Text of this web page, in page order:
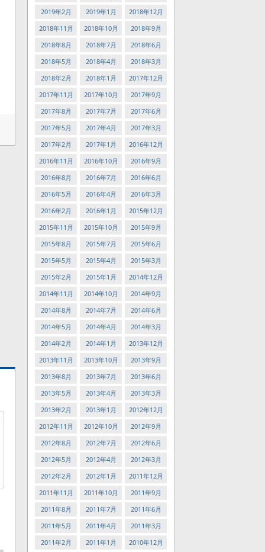
2019年2月
2019年1月
2018年12月
2018年11月
2018年10月
2018年9月
2018年8月
2018年7月
2018年6月
2018年5月
2018年4月
2018年3月
2018年2月
2018年1月
2017年12月
2017年11月
2017年10月
2017年9月
2017年8月
2017年7月
2017年6月
2017年5月
2017年4月
2017年3月
2017年2月
2017年1月
2016年12月
2016年11月
2016年10月
2016年9月
2016年8月
2016年7月
2016年6月
2016年5月
2016年4月
2016年3月
2016年2月
2016年1月
2015年12月
2015年11月
2015年10月
2015年9月
2015年8月
2015年7月
2015年6月
2015年5月
2015年4月
2015年3月
2015年2月
2015年1月
2014年12月
2014年11月
2014年10月
2014年9月
2014年8月
2014年7月
2014年6月
2014年5月
2014年4月
2014年3月
2014年2月
2014年1月
2013年12月
2013年11月
2013年10月
2013年9月
2013年8月
2013年7月
2013年6月
2013年5月
2013年4月
2013年3月
2013年2月
2013年1月
2012年12月
2012年11月
2012年10月
2012年9月
2012年8月
2012年7月
2012年6月
2012年5月
2012年4月
2012年3月
2012年2月
2012年1月
2011年12月
2011年11月
2011年10月
2011年9月
2011年8月
2011年7月
2011年6月
2011年5月
2011年4月
2011年3月
2011年2月
2011年1月 2010年12月